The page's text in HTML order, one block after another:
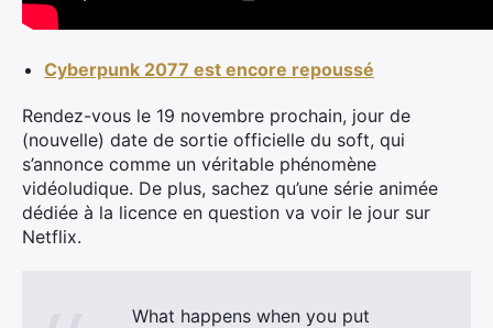
Cyberpunk 2077 est encore repoussé
Rendez-vous le 19 novembre prochain, jour de
(nouvelle) date de sortie officielle du soft, qui
s’annonce comme un véritable phénomène
vidéoludique. De plus, sachez qu’une série animée
dédiée à la licence en question va voir le jour sur
Netflix.
What happens when you put